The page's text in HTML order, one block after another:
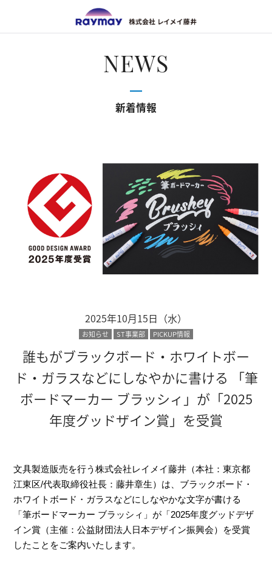
NEWS
新着情報
2025年10月15日（水）
お知らせ ST事業部 PICKUP情報
誰もがブラックボード・ホワイトボー
ド・ガラスなどにしなやかに書ける 「筆
ボードマーカー ブラッシィ」が「2025
年度グッドザイン賞」を受賞